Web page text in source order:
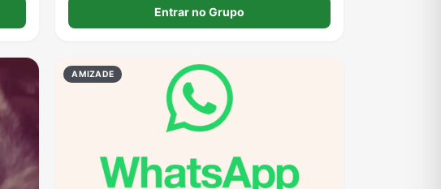
de um relacionamento sério e lindo pq aqui só tem
gente linda e do bem
Entrar no Grupo
AMIZADE